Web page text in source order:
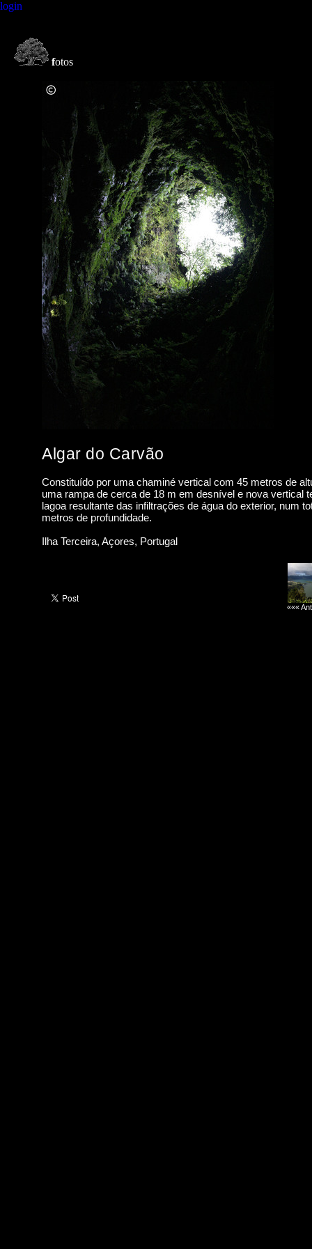
login
fotos
Algar do Carvão
Constituído por uma chaminé vertical com 45 metros de
uma rampa de cerca de 18 m em desnível e nova vertical
lagoa resultante das infiltrações de água do exterior, num
metros de profundidade.
Ilha Terceira, Açores, Portugal
«««